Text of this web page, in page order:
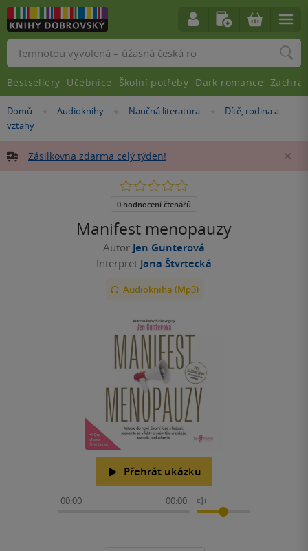
Nacházíte
se
Domů »Audioknihy »
Naučná literatura »
Dítě, rodina a
vztahy
Zásilkovna zdarma celý týden!
Manifest menopauzy
Autor Jen Gunterová
Interpret Jana Štvrtecká
Audiokniha (Mp3)
Přehrát ukázku
00:00 00:00
0.0
5
0 hodnocení čtenářů
Vyhledávání
Bestsellery Učebnice Školní potřeby Dark romance